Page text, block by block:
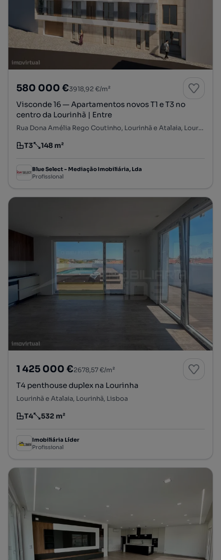
580 000 €3918,92 €/m²
Visconde 16 — Apartamentos novos T1 e T3 no
centro da Lourinhã | Entre
Rua Dona Amélia Rego Coutinho, Lourinhã e Atalaia, Lourinhã, Lisboa
Tipologia
T3
Preço por metro quadrado
148 m²
Blue Select - Mediação Imobiliária, Lda
Profissional
1 425 000 €2678,57 €/m²
T4 penthouse duplex na Lourinha
Lourinhã e Atalaia, Lourinhã, Lisboa
Tipologia
T4
Preço por metro quadrado
532 m²
Imobiliária Líder
Profissional